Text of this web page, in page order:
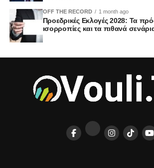
OFF THE RECORD 1 month ago
Προεδρικές Εκλογές 2028: Τα
ισορροπίες και τα πιθανά